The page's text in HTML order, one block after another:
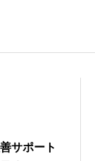
サポート